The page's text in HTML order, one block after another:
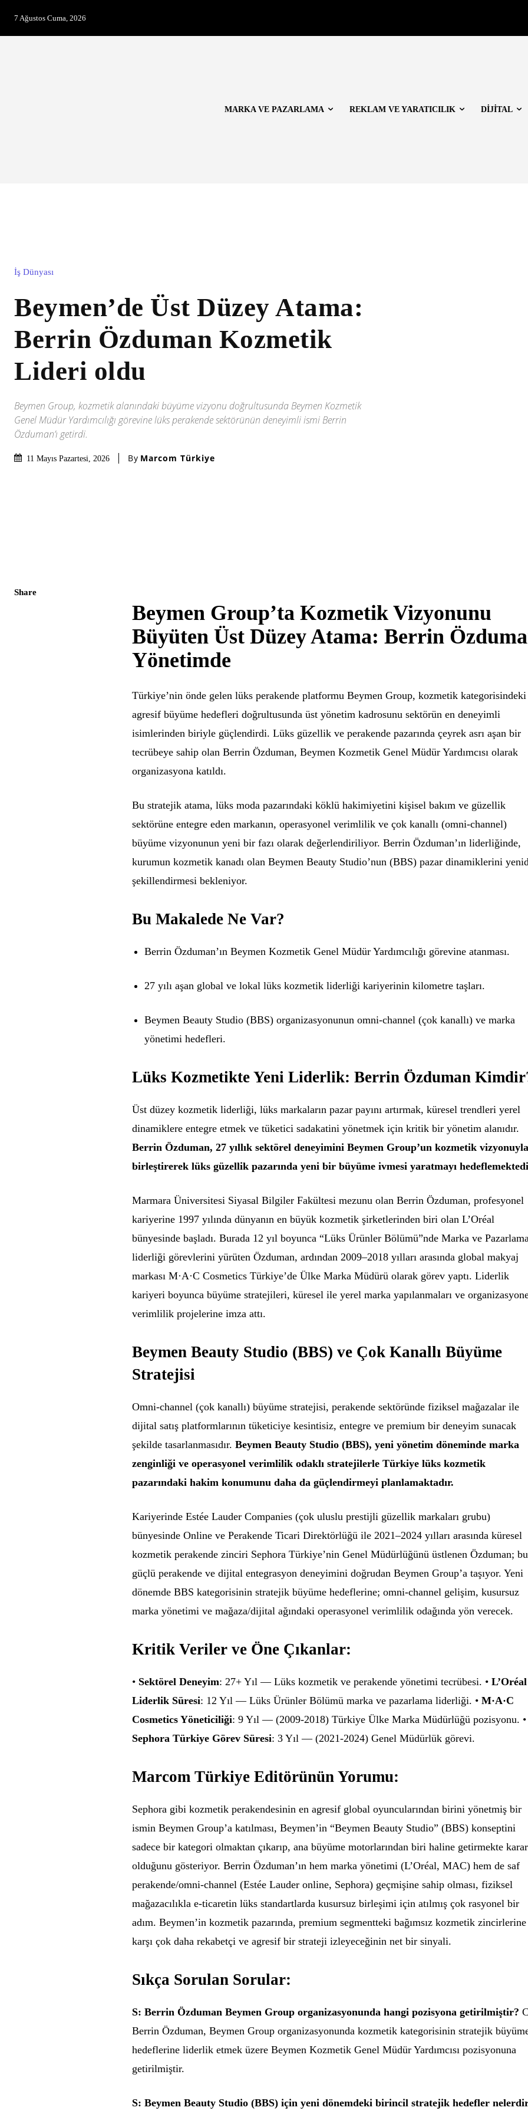
7 Ağustos Cuma, 2026
MARKA VE PAZARLAMA REKLAM VE YARATICILIK DİJİTAL
İş Dünyası
Beymen’de Üst Düzey Atama:
Berrin Özduman Kozmetik
Lideri oldu
Beymen Group, kozmetik alanındaki büyüme vizyonu doğrultusunda Beymen Kozmetik
Genel Müdür Yardımcılığı görevine lüks perakende sektörünün deneyimli ismi Berrin
Özduman’ı getirdi.
11 Mayıs Pazartesi, 2026 By Marcom Türkiye
Share
Beymen Group’ta Kozmetik Vizyonunu
Büyüten Üst Düzey Atama: Berrin
Yönetimde
Türkiye’nin önde gelen lüks perakende platformu Beymen Group, kozmetik kategorisindeki
agresif büyüme hedefleri doğrultusunda üst yönetim kadrosunu sektörün en deneyimli
isimlerinden biriyle güçlendirdi. Lüks güzellik ve perakende pazarında çeyrek asrı aşan bir
tecrübeye sahip olan Berrin Özduman, Beymen Kozmetik Genel Müdür Yardımcısı olarak
organizasyona katıldı.
Bu stratejik atama, lüks moda pazarındaki köklü hakimiyetini kişisel bakım ve güzellik
sektörüne entegre eden markanın, operasyonel verimlilik ve çok kanallı (omni-channel)
büyüme vizyonunun yeni bir fazı olarak değerlendiriliyor. Berrin Özduman’ın liderliğinde,
kurumun kozmetik kanadı olan Beymen Beauty Studio’nun (BBS) pazar dinamiklerini
şekillendirmesi bekleniyor.
Bu Makalede Ne Var?
Berrin Özduman’ın Beymen Kozmetik Genel Müdür Yardımcılığı görevine atanması.
27 yılı aşan global ve lokal lüks kozmetik liderliği kariyerinin kilometre taşları.
Beymen Beauty Studio (BBS) organizasyonunun omni-channel (çok kanallı) ve marka
yönetimi hedefleri.
Lüks Kozmetikte Yeni Liderlik: Berrin Özduman
Üst düzey kozmetik liderliği, lüks markaların pazar payını artırmak, küresel trendleri yerel
dinamiklere entegre etmek ve tüketici sadakatini yönetmek için kritik bir yönetim alanıdır.
Berrin Özduman, 27 yıllık sektörel deneyimini Beymen Group’un kozmetik vizyonuyla
birleştirerek lüks güzellik pazarında yeni bir büyüme ivmesi yaratmayı
Marmara Üniversitesi Siyasal Bilgiler Fakültesi mezunu olan Berrin Özduman, profesyonel
kariyerine 1997 yılında dünyanın en büyük kozmetik şirketlerinden biri olan L’Oréal
bünyesinde başladı. Burada 12 yıl boyunca “Lüks Ürünler Bölümü”nde Marka ve
liderliği görevlerini yürüten Özduman, ardından 2009–2018 yılları arasında global makyaj
markası M·A·C Cosmetics Türkiye’de Ülke Marka Müdürü olarak görev yaptı. Liderlik
kariyeri boyunca büyüme stratejileri, küresel ile yerel marka yapılanmaları ve
verimlilik projelerine imza attı.
Beymen Beauty Studio (BBS) ve Çok Kanallı Büyüme
Stratejisi
Omni-channel (çok kanallı) büyüme stratejisi, perakende sektöründe fiziksel mağazalar ile
dijital satış platformlarının tüketiciye kesintisiz, entegre ve premium bir deneyim sunacak
şekilde tasarlanmasıdır.Beymen Beauty Studio (BBS), yeni yönetim döneminde marka
zenginliği ve operasyonel verimlilik odaklı stratejilerle Türkiye lüks kozmetik
pazarındaki hakim konumunu daha da güçlendirmeyi planlamaktadır.
Kariyerinde Estée Lauder Companies (çok uluslu prestijli güzellik markaları grubu)
bünyesinde Online ve Perakende Ticari Direktörlüğü ile 2021–2024 yılları arasında küresel
kozmetik perakende zinciri Sephora Türkiye’nin Genel Müdürlüğünü üstlenen Özduman; bu
güçlü perakende ve dijital entegrasyon deneyimini doğrudan Beymen Group’a taşıyor. Yeni
dönemde BBS kategorisinin stratejik büyüme hedeflerine; omni-channel gelişim, kusursuz
marka yönetimi ve mağaza/dijital ağındaki operasyonel verimlilik odağında yön verecek.
Kritik Veriler ve Öne Çıkanlar:
• Sektörel Deneyim: 27+ Yıl — Lüks kozmetik ve perakende yönetimi tecrübesi. •L’Oréal
Liderlik Süresi: 12 Yıl — Lüks Ürünler Bölümü marka ve pazarlama liderliği. •M·A·C
Cosmetics Yöneticiliği: 9 Yıl — (2009-2018) Türkiye Ülke Marka Müdürlüğü pozisyonu. •
Sephora Türkiye Görev Süresi: 3 Yıl — (2021-2024) Genel Müdürlük görevi.
Marcom Türkiye Editörünün Yorumu:
Sephora gibi kozmetik perakendesinin en agresif global oyuncularından birini yönetmiş bir
ismin Beymen Group’a katılması, Beymen’in “Beymen Beauty Studio” (BBS) konseptini
sadece bir kategori olmaktan çıkarıp, ana büyüme motorlarından biri haline getirmekte
olduğunu gösteriyor. Berrin Özduman’ın hem marka yönetimi (L’Oréal, MAC) hem de saf
perakende/omni-channel (Estée Lauder online, Sephora) geçmişine sahip olması, fiziksel
mağazacılıkla e-ticaretin lüks standartlarda kusursuz birleşimi için atılmış çok rasyonel bir
adım. Beymen’in kozmetik pazarında, premium segmentteki bağımsız kozmetik zincirlerine
karşı çok daha rekabetçi ve agresif bir strateji izleyeceğinin net bir sinyali.
Sıkça Sorulan Sorular:
S: Berrin Özduman Beymen Group organizasyonunda hangi pozisyona getirilmiştir?
Berrin Özduman, Beymen Group organizasyonunda kozmetik kategorisinin stratejik
hedeflerine liderlik etmek üzere Beymen Kozmetik Genel Müdür Yardımcısı pozisyonuna
getirilmiştir.
S: Beymen Beauty Studio (BBS) için yeni dönemdeki birincil stratejik hedefler